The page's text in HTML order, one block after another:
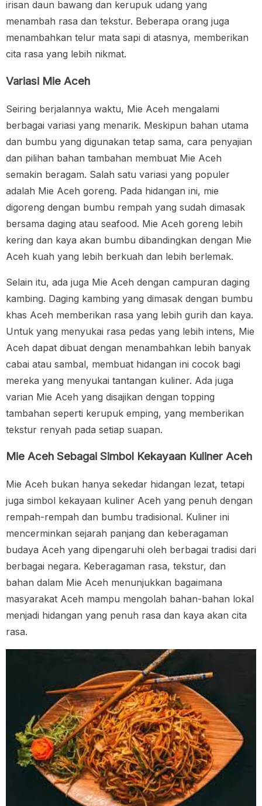
irisan daun bawang dan kerupuk udang yang
menambah rasa dan tekstur. Beberapa orang juga
menambahkan telur mata sapi di atasnya, memberikan
cita rasa yang lebih nikmat.
Variasi Mie Aceh
Seiring berjalannya waktu, Mie Aceh mengalami
berbagai variasi yang menarik. Meskipun bahan utama
dan bumbu yang digunakan tetap sama, cara penyajian
dan pilihan bahan tambahan membuat Mie Aceh
semakin beragam. Salah satu variasi yang populer
adalah Mie Aceh goreng. Pada hidangan ini, mie
digoreng dengan bumbu rempah yang sudah dimasak
bersama daging atau seafood. Mie Aceh goreng lebih
kering dan kaya akan bumbu dibandingkan dengan Mie
Aceh kuah yang lebih berkuah dan lebih berlemak.
Selain itu, ada juga Mie Aceh dengan campuran daging
kambing. Daging kambing yang dimasak dengan bumbu
khas Aceh memberikan rasa yang lebih gurih dan kaya.
Untuk yang menyukai rasa pedas yang lebih intens, Mie
Aceh dapat dibuat dengan menambahkan lebih banyak
cabai atau sambal, membuat hidangan ini cocok bagi
mereka yang menyukai tantangan kuliner. Ada juga
varian Mie Aceh yang disajikan dengan topping
tambahan seperti kerupuk emping, yang memberikan
tekstur renyah pada setiap suapan.
Mie Aceh Sebagai Simbol Kekayaan Kuliner Aceh
Mie Aceh bukan hanya sekedar hidangan lezat, tetapi
juga simbol kekayaan kuliner Aceh yang penuh dengan
rempah-rempah dan bumbu tradisional. Kuliner ini
mencerminkan sejarah panjang dan keberagaman
budaya Aceh yang dipengaruhi oleh berbagai tradisi dari
berbagai negara. Keberagaman rasa, tekstur, dan
bahan dalam Mie Aceh menunjukkan bagaimana
masyarakat Aceh mampu mengolah bahan-bahan lokal
menjadi hidangan yang penuh rasa dan kaya akan cita
rasa.